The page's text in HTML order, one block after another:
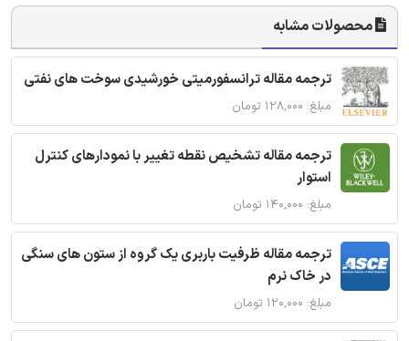
محصولات مشابه
ترجمه مقاله ترانسفورمیتی خورشیدی سوخت های نفتی
مبلغ: ۱۲۸,۰۰۰ تومان
ترجمه مقاله تشخیص نقطه تغییر با نمودارهای کنترل
استوار
مبلغ: ۱۴۰,۰۰۰ تومان
ترجمه مقاله ظرفیت باربری یک گروه از ستون های سنگی
در خاک نرم
مبلغ: ۱۲۰,۰۰۰ تومان